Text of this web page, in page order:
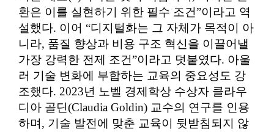
환은 이를 실현하기 위한 필수 조건”이라고 역
설했다. 이어 “디지털화는 그 자체가 목적이 아
니라, 품질 향상과 비용 구조 혁신을 이끌어낼
가장 강력한 전제 조건”이라고 덧붙였다. 아울
러 기술 변화에 부합하는 교육의 중요성도 강
조했다. 2023년 노벨 경제학상 수상자 클라우
디아 골딘(Claudia Goldin) 교수의 연구를 인용
하며, 기술 발전에 맞춘 교육이 뒷받침되지 않